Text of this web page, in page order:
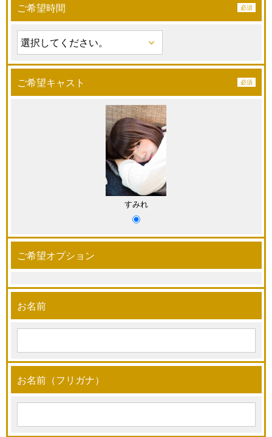
ご希望時間
ご希望キャスト
すみれ
ご希望オプション
お名前
お名前（フリガナ）